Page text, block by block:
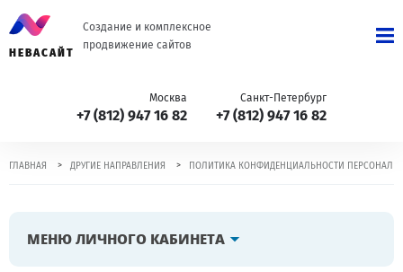
Создание и комплексное
продвижение сайтов
НЕВАСАЙТ
Москва
+7 (812) 947 16 82
Санкт-Петербург
+7 (812) 947 16 82
ГЛАВНАЯ > ДРУГИЕ НАПРАВЛЕНИЯ > ПОЛИТИКА КОНФИДЕНЦИАЛЬНОСТИ
МЕНЮ ЛИЧНОГО КАБИНЕТА